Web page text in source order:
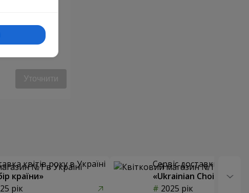
Уточнити
квітів року в Україні
країни»
рік
Сервіс доставки квітів
«Ukrainian Choice»
2025 рік